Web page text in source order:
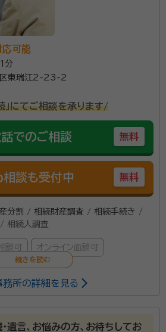
ビスを行っております。 初回相談
ずはお気軽に相談ください。
可能
分
区東瑞江2-23-2
」にてご相談を承ります/
でのご相談 無料
談も受付中 無料
分割 / 相続財産調査 / 相続手続き /
相続人調査
談可 オンライン面談可
務所の詳細を見る
遺言、お悩みの方、お待ちしてお